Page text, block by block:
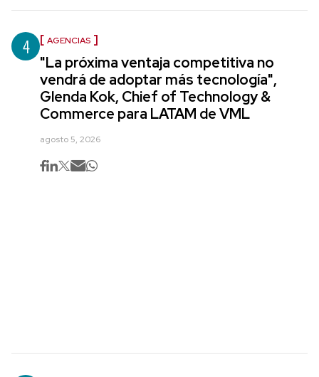
4 AGENCIAS
"La próxima ventaja competitiva no
vendrá de adoptar más tecnología",
Glenda Kok, Chief of Technology &
Commerce para LATAM de VML
agosto 5, 2026